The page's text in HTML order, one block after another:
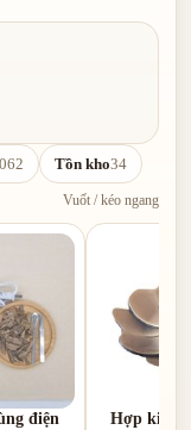
Tồn kho34
Vuốt / kéo ngang
điện
Hợp kim |